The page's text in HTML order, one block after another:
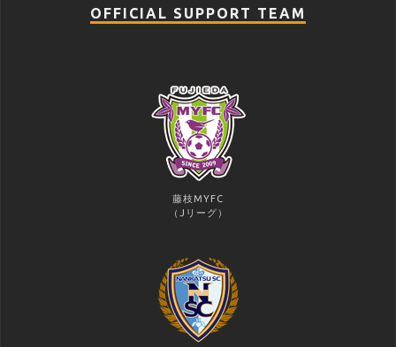
OFFICIAL SUPPORT TEAM
藤枝MYFC
（Jリーグ）